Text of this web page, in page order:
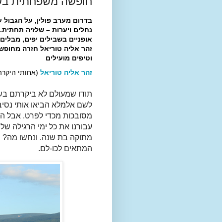
בדרום מערב פולין, על
נחלים ויערות – שלזיה
אופניים בשבילים יפים,
זהר אליה טוריאל חזרה
וטיפים מועילים
זהר אליה טוריאל (אחותי
תודו שמעולם לא ביקרתם
לשם אלמלא הביאו אותי
מסובכות מכדי לפרט. אבל
מתוקה בת שנה. ונחשו מה?
המתאים לכו-לם.